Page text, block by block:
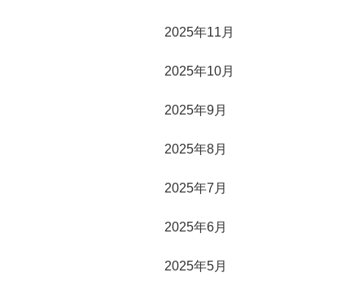
2025年11月
2025年10月
2025年9月
2025年8月
2025年7月
2025年6月
2025年5月